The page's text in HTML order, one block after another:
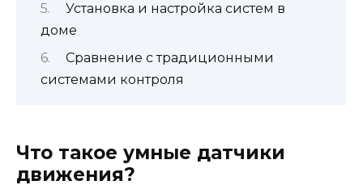
Установка и настройка систем в
доме
Сравнение с традиционными
системами контроля
Что такое умные датчики
движения?